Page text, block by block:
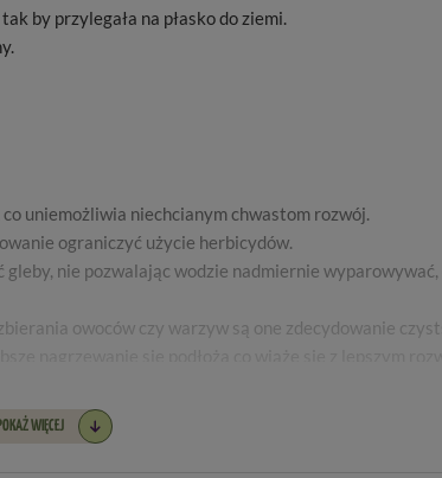
by przylegała na płasko do ziemi.
uniemożliwia niechcianym chwastom rozwój.
ograniczyć użycie herbicydów.
nie pozwalając wodzie nadmiernie wyparowywać,
owoców czy warzyw są one zdecydowanie
kompostowana – rozkłada się w glebie po zmieszaniu z
WIĘCEJ